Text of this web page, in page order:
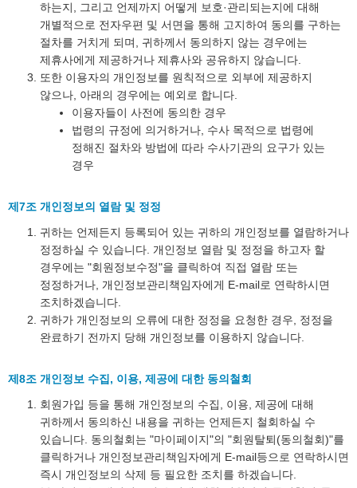
하는지, 그리고 언제까지 어떻게 보호·관리되는지에 대해
개별적으로 전자우편 및 서면을 통해 고지하여 동의를 구하는
절차를 거치게 되며, 귀하께서 동의하지 않는 경우에는
제휴사에게 제공하거나 제휴사와 공유하지 않습니다.
또한 이용자의 개인정보를 원칙적으로 외부에 제공하지
않으나, 아래의 경우에는 예외로 합니다.
이용자들이 사전에 동의한 경우
법령의 규정에 의거하거나, 수사 목적으로 법령에
정해진 절차와 방법에 따라 수사기관의 요구가 있는
경우
제7조 개인정보의 열람 및 정정
귀하는 언제든지 등록되어 있는 귀하의 개인정보를 열람하거나
정정하실 수 있습니다. 개인정보 열람 및 정정을 하고자 할
경우에는 "회원정보수정"을 클릭하여 직접 열람 또는
정정하거나, 개인정보관리책임자에게 E-mail로 연락하시면
조치하겠습니다.
귀하가 개인정보의 오류에 대한 정정을 요청한 경우, 정정을
완료하기 전까지 당해 개인정보를 이용하지 않습니다.
제8조 개인정보 수집, 이용, 제공에 대한 동의철회
회원가입 등을 통해 개인정보의 수집, 이용, 제공에 대해
귀하께서 동의하신 내용을 귀하는 언제든지 철회하실 수
있습니다. 동의철회는 "마이페이지"의 "회원탈퇴(동의철회)"를
클릭하거나 개인정보관리책임자에게 E-mail등으로 연락하시면
즉시 개인정보의 삭제 등 필요한 조치를 하겠습니다.